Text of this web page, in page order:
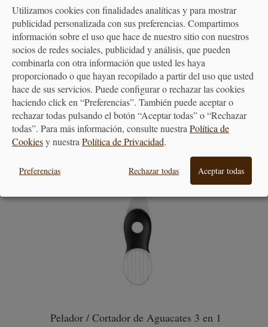
Pelador / Cortador de Aguacates 3 en 1
Utilizamos cookies con finalidades analíticas y para mostrar
publicidad personalizada con sus preferencias. Compartimos
información sobre el uso que hace de nuestro sitio con nuestros
socios de redes sociales, publicidad y análisis, que pueden
combinarla con otra información que usted les haya
proporcionado o que hayan recopilado a partir del uso que usted
hace de sus servicios. Puede configurar o rechazar las cookies
haciendo click en “Preferencias”. También puede aceptar o
rechazar todas pulsando el botón “Aceptar todas” o “Rechazar
todas”. Para más información, consulte nuestra Política de
Cookiesy nuestra Política de Privacidad.
Preferencias Rechazar todas Aceptar todas